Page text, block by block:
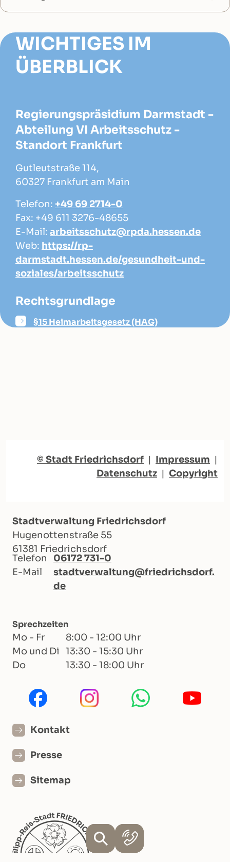
WICHTIGES IM
ÜBERBLICK
Regierungspräsidium Darmstadt -
Abteilung VI Arbeitsschutz -
Standort Frankfurt
Gutleutstraße 114,
60327 Frankfurt am Main
Telefon: +49 69 2714-0
Fax: +49 611 3276-48655
E-Mail: arbeitsschutz@rpda.hessen.de
Web: https://rp-
darmstadt.hessen.de/gesundheit-und-
soziales/arbeitsschutz
Rechtsgrundlage
§15 Heimarbeitsgesetz (HAG)
© Stadt Friedrichsdorf | Impressum |
Datenschutz | Copyright
Stadtverwaltung Friedrichsdorf
Hugenottenstraße 55
61381 Friedrichsdorf
Telefon
06172 731-0
E-Mail
stadtverwaltung@friedrichsdorf.
de
Sprechzeiten
Mo - Fr
8:00 - 12:00 Uhr
Mo und Di
13:30 - 15:30 Uhr
Do
13:30 - 18:00 Uhr
Kontakt
Presse
Sitemap